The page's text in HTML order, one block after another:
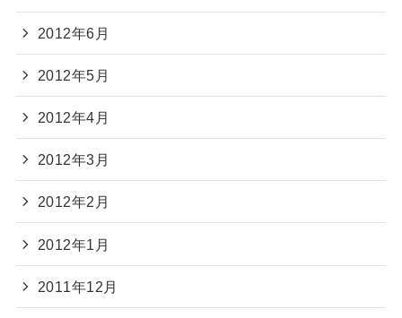
2012年6月
2012年5月
2012年4月
2012年3月
2012年2月
2012年1月
2011年12月